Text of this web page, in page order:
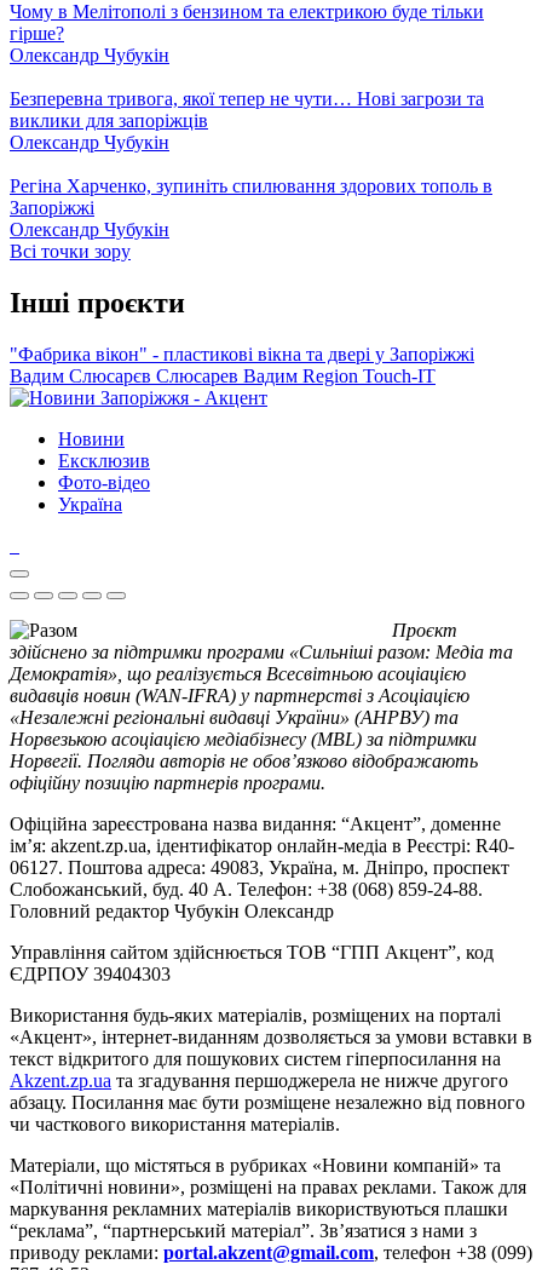
Чому в Мелітополі з бензином та електрикою буде тільки
гірше?
Олександр Чубукін
Безперевна тривога, якої тепер не чути… Нові загрози та
виклики для запоріжців
Олександр Чубукін
Регіна Харченко, зупиніть спилювання здорових тополь в
Запоріжжі
Олександр Чубукін
Всі точки зору
Інші проєкти
"Фабрика вікон" - пластикові вікна та двері у Запоріжжі
Вадим Слюсарєв Слюсарев Вадим Region Touch-IT
Новини
Ексклюзив
Фото-відео
Україна
Проєкт
здійснено за підтримки програми «Сильніші разом: Медіа та
Демократія», що реалізується Всесвітньою асоціацією
видавців новин (WAN-IFRA) у партнерстві з Асоціацією
«Незалежні регіональні видавці України» (АНРВУ) та
Норвезькою асоціацією медіабізнесу (MBL) за підтримки
Норвегії. Погляди авторів не обов’язково відображають
офіційну позицію партнерів програми.
Офіційна зареєстрована назва видання: “Акцент”, доменне
ім’я: akzent.zp.ua, ідентифікатор онлайн-медіа в Реєстрі: R40-
06127. Поштова адреса: 49083, Україна, м. Дніпро, проспект
Слобожанський, буд. 40 А. Телефон: +38 (068) 859-24-88.
Головний редактор Чубукін Олександр
Управління сайтом здійснюється ТОВ “ГПП Акцент”, код
ЄДРПОУ 39404303
Використання будь-яких матеріалів, розміщених на порталі
«Акцент», інтернет-виданням дозволяється за умови вставки в
текст відкритого для пошукових систем гіперпосилання на
Akzent.zp.ua та згадування першоджерела не нижче другого
абзацу. Посилання має бути розміщене незалежно від повного
чи часткового використання матеріалів.
Матеріали, що містяться в рубриках «Новини компаній» та
«Політичні новини», розміщені на правах реклами. Також для
маркування рекламних матеріалів використвуються плашки
“реклама”, “партнерський матеріал”. Зв’язатися з нами з
приводу реклами: portal.akzent@gmail.com, телефон +38 (099)